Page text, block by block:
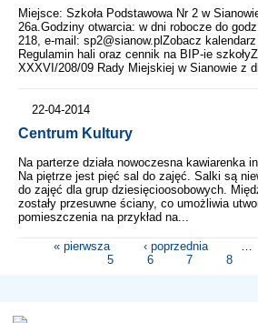
Miejsce: Szkoła Podstawowa Nr 2 w
26a.Godziny otwarcia: w dni robocze do
218, e-mail: sp2@sianow.plZobacz
Regulamin hali oraz cennik na BIP-ie
XXXVI/208/09 Rady Miejskiej w Sianowie z
22-04-2014
Centrum Kultury
Na parterze działa nowoczesna kawiarenka
Na piętrze jest pięć sal do zajęć. Salki są
do zajęć dla grup dziesięcioosobowych.
zostały przesuwne ściany, co umożliwia
pomieszczenia na przykład na...
« pierwsza ‹ poprzednia
5
6 7 8